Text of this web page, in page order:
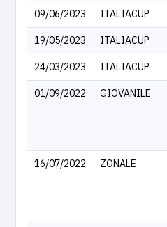
09/06/2023 ITALIACUP
19/05/2023 ITALIACUP
24/03/2023 ITALIACUP
01/09/2022 GIOVANILE
16/07/2022 ZONALE